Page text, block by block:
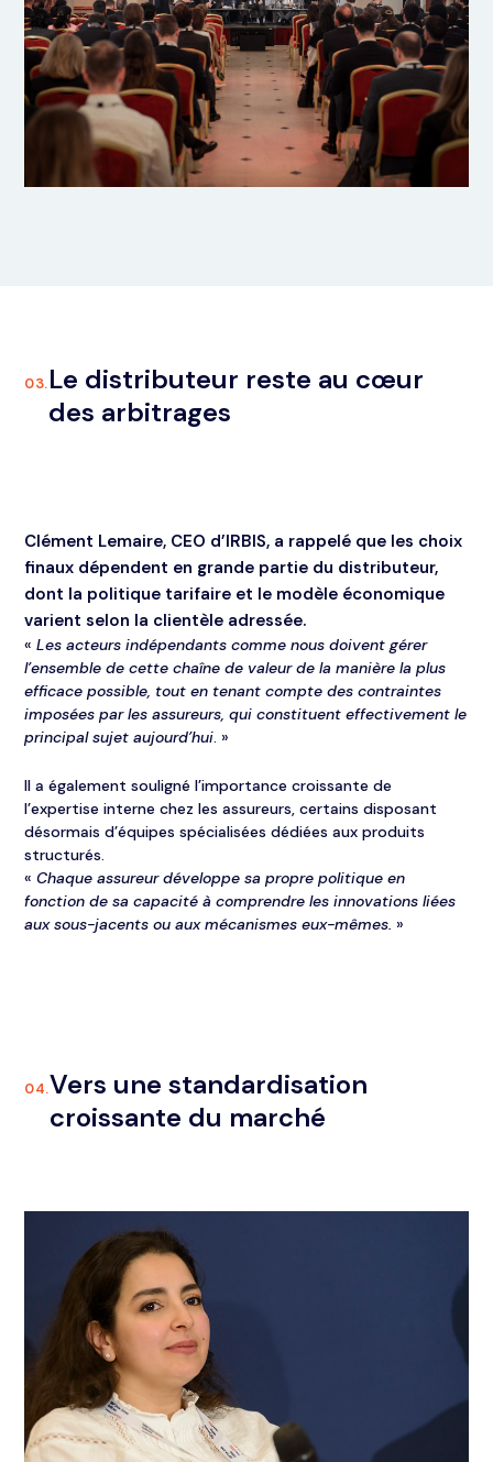
03.Le distributeur reste au cœur
des arbitrages
Clément Lemaire, CEO d’IRBIS, a rappelé que les choix
finaux dépendent en grande partie du distributeur,
dont la politique tarifaire et le modèle économique
varient selon la clientèle adressée.
«Les acteurs indépendants comme nous doivent gérer
l’ensemble de cette chaîne de valeur de la manière la plus
efficace possible, tout en tenant compte des contraintes
imposées par les assureurs, qui constituent effectivement le
principal sujet aujourd’hui. »
Il a également souligné l’importance croissante de
l’expertise interne chez les assureurs, certains disposant
désormais d’équipes spécialisées dédiées aux produits
structurés.
«Chaque assureur développe sa propre politique en
fonction de sa capacité à comprendre les innovations liées
aux sous-jacents ou aux mécanismes eux-mêmes. »
04.Vers une standardisation
croissante du marché